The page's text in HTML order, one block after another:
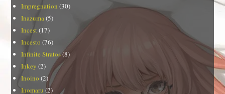
Impregnation (30)
Inazuma (5)
Incest (17)
Incesto (76)
Infinite Stratos(8)
Inkey (2)
Inoino (2)
Inomaru (2)